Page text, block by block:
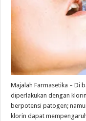
Majalah Farmasetika – Di
diperlakukan dengan
berpotensi patogen;
klorin dapat